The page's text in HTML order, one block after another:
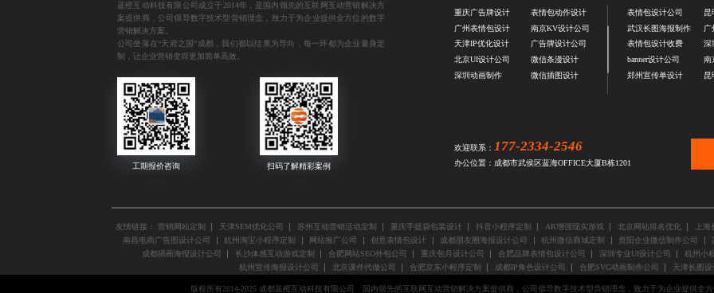
蓝橙互动科技有限公司成立于2014年，是国内领先的互联网互动营销解决方
案提供商，公司倡导数字技术型营销理念，致力于为企业提供全方位的数字
营销解决方案。
公司坐落在“天府之国”成都，我们都以结果为导向，每一环都为企业量身定
制，让企业营销变得更加简单高效。
重庆广告牌设计
广州表情包设计
天津IP优化设计
北京UI设计公司
深圳动画制作
表情包动作设计
南京KV设计公司
广告牌设计公司
微信条漫设计
微信插图设计
表情包设计公司
武汉长图海报制作
表情包设计收费
banner设计公司
郑州宣传单设计
昆
广
深
南
昆
欢迎联系： 177-2334-2546
办公位置：成都市武侯区蓝海OFFICE大厦B栋1201
友情链接： 营销网站定制 天津SEM优化公司 苏州互动营销活动定制 重庆手提袋包装设计 抖音小程序定制 AR增强现实游戏 北京网站排名优化 上
南昌电商广告图设计公司
杭州淘宝小程序定制 网站推广公司 创意表情包设计 成都朋友圈海报设计公司 杭州微信商城定制 贵阳企业微信制作公司
成都插画海报设计公司
长沙体感互动游戏定制 合肥网站SEO外包公司 重庆包月设计公司 合肥品牌表情包设计公司 深圳专业UI设计公司 杭州小
杭州宣传海报设计公司
北京课件代做公司 合肥京东小程序定制 成都IP角色设计公司 合肥SVG动画制作公司 天津长图设
版权所有2014-2025 成都蓝橙互动科技有限公司 国内领先的互联网互动营销解决方案提供商，公司倡导数字技术型营销理念，致力于为企业提供全方